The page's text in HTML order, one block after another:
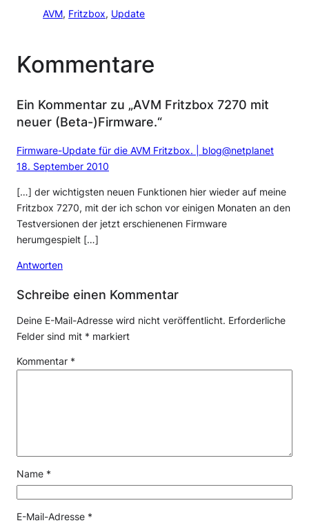
AVM, Fritzbox, Update
Kommentare
Ein Kommentar zu „AVM Fritzbox 7270 mit
neuer (Beta-)Firmware.“
Firmware-Update für die AVM Fritzbox. | blog@netplanet
18. September 2010
[…] der wichtigsten neuen Funktionen hier wieder auf meine
Fritzbox 7270, mit der ich schon vor einigen Monaten an den
Testversionen der jetzt erschienenen Firmware
herumgespielt […]
Antworten
Schreibe einen Kommentar
Deine E-Mail-Adresse wird nicht veröffentlicht. Erforderliche
Felder sind mit * markiert
Kommentar *
Name *
E-Mail-Adresse *